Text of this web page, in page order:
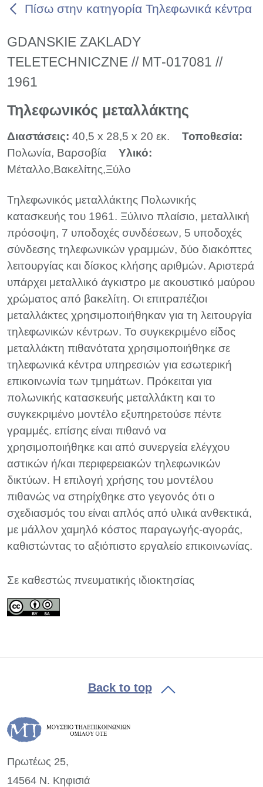
Πίσω στην κατηγορία Τηλεφωνικά κέντρα
GDANSKIE ZAKLADY
TELETECHNICZNE // ΜΤ-017081 //
1961
Τηλεφωνικός μεταλλάκτης
Διαστάσεις: 40,5 x 28,5 x 20 εκ.
Τοποθεσία:
Πολωνία, Βαρσοβία
Υλικό:
Μέταλλο,Βακελίτης,Ξύλο
Τηλεφωνικός μεταλλάκτης Πολωνικής
κατασκευής του 1961. Ξύλινο πλαίσιο, μεταλλική
πρόσοψη, 7 υποδοχές συνδέσεων, 5 υποδοχές
σύνδεσης τηλεφωνικών γραμμών, δύο διακόπτες
λειτουργίας και δίσκος κλήσης αριθμών. Αριστερά
υπάρχει μεταλλικό άγκιστρο με ακουστικό μαύρου
χρώματος από βακελίτη. Οι επιτραπέζιοι
μεταλλάκτες χρησιμοποιήθηκαν για τη λειτουργία
τηλεφωνικών κέντρων. Το συγκεκριμένο είδος
μεταλλάκτη πιθανότατα χρησιμοποιήθηκε σε
τηλεφωνικά κέντρα υπηρεσιών για εσωτερική
επικοινωνία των τμημάτων. Πρόκειται για
πολωνικής κατασκευής μεταλλάκτη και το
συγκεκριμένο μοντέλο εξυπηρετούσε πέντε
γραμμές. επίσης είναι πιθανό να
χρησιμοποιήθηκε και από συνεργεία ελέγχου
αστικών ή/και περιφερειακών τηλεφωνικών
δικτύων. Η επιλογή χρήσης του μοντέλου
πιθανώς να στηρίχθηκε στο γεγονός ότι ο
σχεδιασμός του είναι απλός από υλικά ανθεκτικά,
με μάλλον χαμηλό κόστος παραγωγής-αγοράς,
καθιστώντας το αξιόπιστο εργαλείο επικοινωνίας.
Σε καθεστώς πνευματικής ιδιοκτησίας
Back to top
Πρωτέως 25,
14564 Ν. Κηφισιά